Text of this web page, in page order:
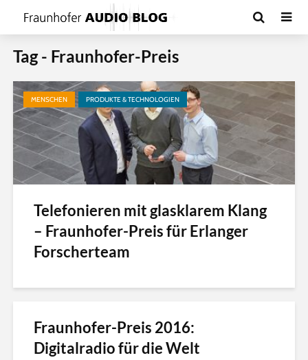
Tag - Fraunhofer-Preis
MENSCHEN PRODUKTE & TECHNOLOGIEN
Telefonieren mit glasklarem Klang
– Fraunhofer-Preis für Erlanger
Forscherteam
Fraunhofer-Preis 2016:
Digitalradio für die Welt